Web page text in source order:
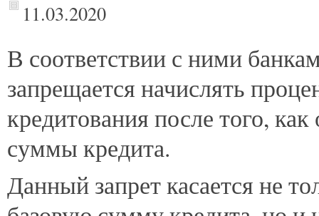
11.03.2020
В соответствии с ними
запрещается начислять
кредитования после того,
суммы кредита.
Данный запрет касается не